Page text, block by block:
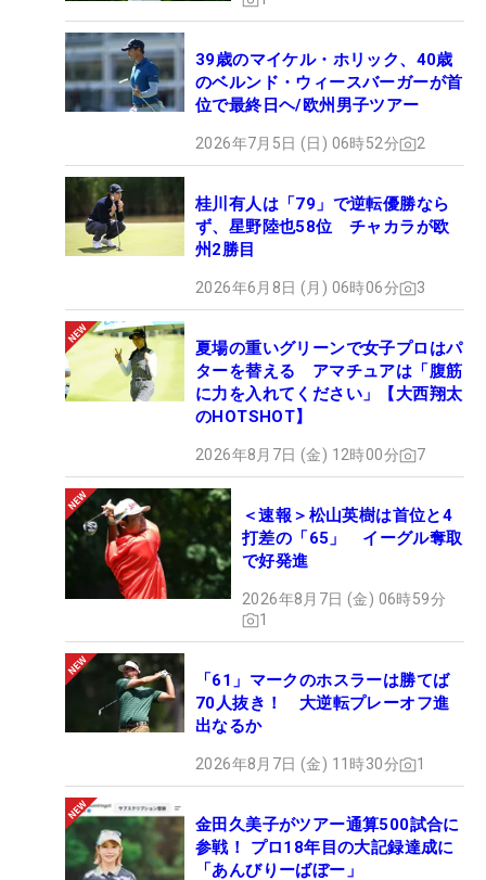
39歳のマイケル・ホリック、40歳
のベルンド・ウィースバーガーが首
位で最終日ヘ/欧州男子ツアー
2026年7月5日 (日) 06時52分 2
桂川有人は「79」で逆転優勝なら
ず、星野陸也58位 チャカラが欧
州2勝目
2026年6月8日 (月) 06時06分 3
夏場の重いグリーンで女子プロはパ
ターを替える アマチュアは「腹筋
に力を入れてください」【大西翔太
のHOTSHOT】
2026年8月7日 (金) 12時00分 7
＜速報＞松山英樹は首位と4
打差の「65」 イーグル奪取
で好発進
2026年8月7日 (金) 06時59分
1
「61」マークのホスラーは勝てば
70人抜き！ 大逆転プレーオフ進
出なるか
2026年8月7日 (金) 11時30分 1
金田久美子がツアー通算500試合に
参戦！ プロ18年目の大記録達成に
「あんびりーばぼー」